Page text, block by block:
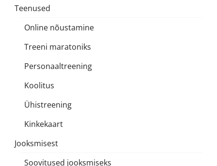
Teenused
Online nõustamine
Treeni maratoniks
Personaaltreening
Koolitus
Ühistreening
Kinkekaart
Jooksmisest
Soovitused jooksmiseks